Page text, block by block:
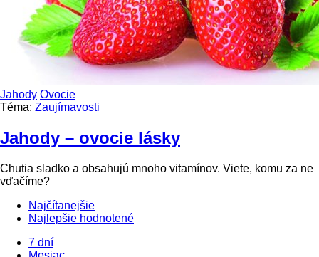
Jahody Ovocie
Téma: Zaujímavosti
Jahody – ovocie lásky
Chutia sladko a obsahujú mnoho vitamínov. Viete, komu za ne
vďačíme?
Najčítanejšie
Najlepšie hodnotené
7 dní